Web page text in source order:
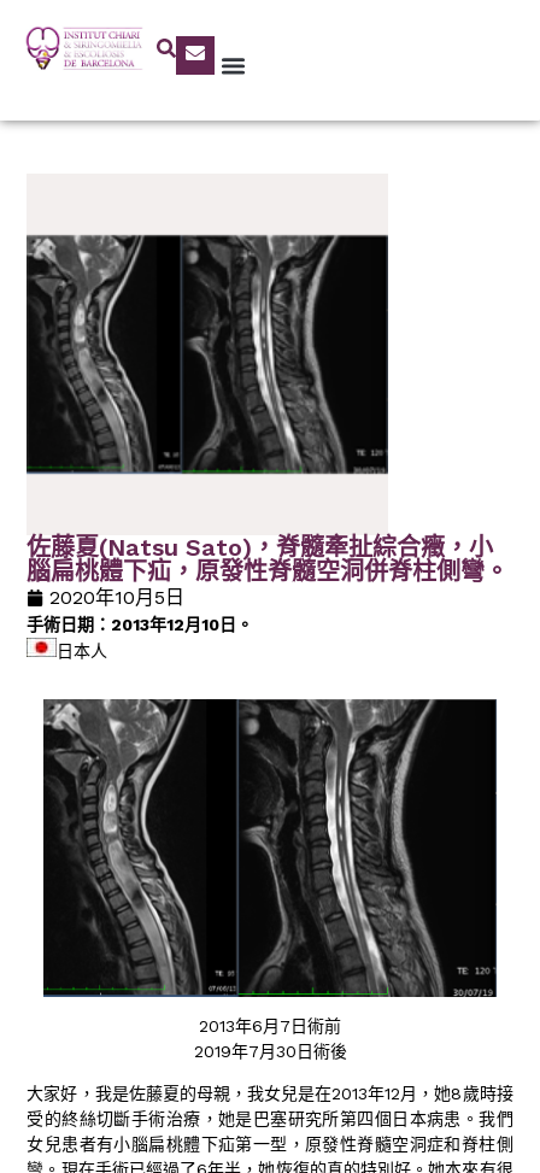
佐藤夏(Natsu Sato)，脊髓牽扯綜合癥，小
腦扁桃體下疝，原發性脊髓空洞併脊柱側彎。
2020年10月5日
手術日期：2013年12月10日。
日本人
2013年6月7日術前
2019年7月30日術後
大家好，我是佐藤夏的母親，我女兒是在2013年12月，她8歲時接
受的終絲切斷手術治療，她是巴塞研究所第四個日本病患。我們
女兒患者有小腦扁桃體下疝第一型，原發性脊髓空洞症和脊柱側